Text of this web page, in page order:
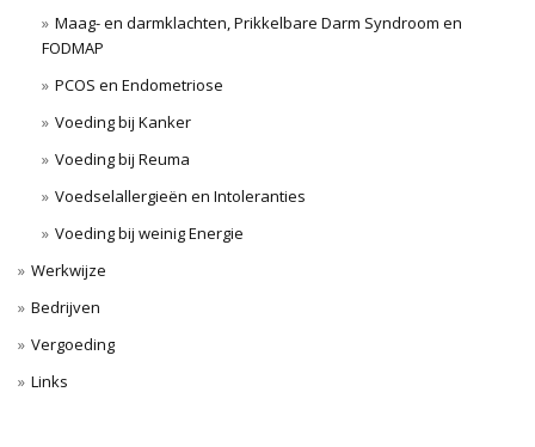
Maag- en darmklachten, Prikkelbare Darm Syndroom en
FODMAP
PCOS en Endometriose
Voeding bij Kanker
Voeding bij Reuma
Voedselallergieën en Intoleranties
Voeding bij weinig Energie
Werkwijze
Bedrijven
Vergoeding
Links